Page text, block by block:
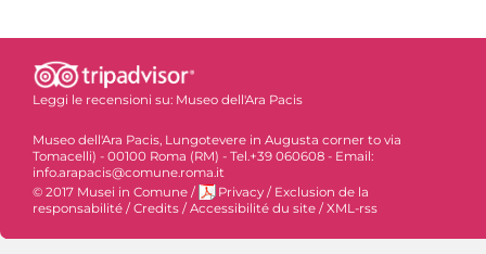
Leggi le recensioni su: Museo dell'Ara Pacis
Museo dell'Ara Pacis, Lungotevere in Augusta corner to via
Tomacelli) - 00100 Roma (RM) - Tel.+39 060608 - Email:
info.arapacis@comune.roma.it
© 2017 Musei in Comune / Privacy / Exclusion de la
responsabilité /Credits /Accessibilité du site /XML-rss